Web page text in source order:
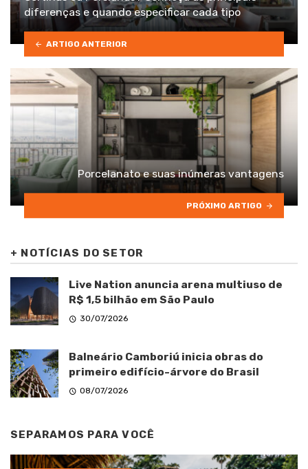
diferenças e quando especificar cada tipo
ARTIGO ANTERIOR
Porcelanato e suas inúmeras vantagens
PRÓXIMO ARTIGO
+ NOTÍCIAS DO SETOR
Live Nation anuncia arena multiuso de
R$ 1,5 bilhão em São Paulo
30/07/2026
Balneário Camboriú inicia obras do
primeiro edifício-árvore do Brasil
08/07/2026
SEPARAMOS PARA VOCÊ